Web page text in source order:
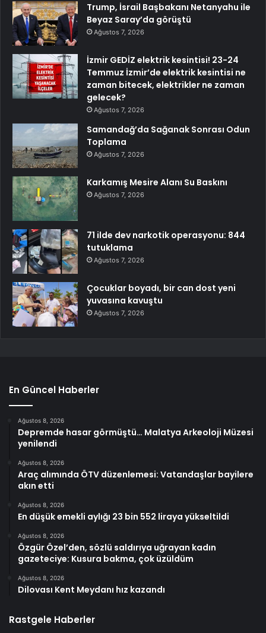
Trump, İsrail Başbakanı Netanyahu ile
Beyaz Saray’da görüştü
Ağustos 7, 2026
İzmir GEDİZ elektrik kesintisi! 23-24
Temmuz İzmir’de elektrik kesintisi ne
zaman bitecek, elektrikler ne zaman
gelecek?
Ağustos 7, 2026
Samandağ’da Sağanak Sonrası Odun
Toplama
Ağustos 7, 2026
Karkamış Mesire Alanı Su Baskını
Ağustos 7, 2026
71 ilde dev narkotik operasyonu: 844
tutuklama
Ağustos 7, 2026
Çocuklar boyadı, bir can dost yeni
yuvasına kavuştu
Ağustos 7, 2026
En Güncel Haberler
Ağustos 8, 2026
Depremde hasar görmüştü… Malatya Arkeoloji Müzesi
yenilendi
Ağustos 8, 2026
Araç alımında ÖTV düzenlemesi: Vatandaşlar bayilere
akın etti
Ağustos 8, 2026
En düşük emekli aylığı 23 bin 552 liraya yükseltildi
Ağustos 8, 2026
Özgür Özel’den, sözlü saldırıya uğrayan kadın
gazeteciye: Kusura bakma, çok üzüldüm
Ağustos 8, 2026
Dilovası Kent Meydanı hız kazandı
Rastgele Haberler